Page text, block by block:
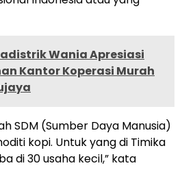
Wania Apresiasi
Kantor Koperasi Murah
SDM (Sumber Daya Manusia)
kopi. Untuk yang di Timika
di 30 usaha kecil,” kata